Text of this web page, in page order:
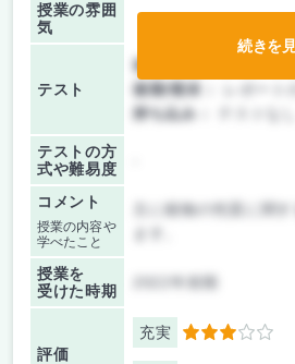
授業の雰囲
気
テスト
前期/中間：
後期/期末：
持ち込み：
テストの方
式や難易度
コメント
授業の内容や
学べたこと
主に植物の性質に関
授業を
受けた時期
評価
充実 3
続きを